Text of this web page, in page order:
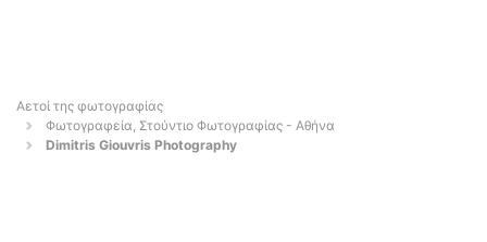
Αετοί της φωτογραφίας
Φωτογραφεία, Στούντιο Φωτογραφίας - Αθήνα
Dimitris Giouvris Photography